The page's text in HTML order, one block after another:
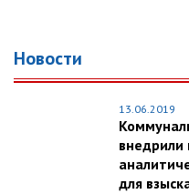
Новости
13.06.2019
внедрили
для